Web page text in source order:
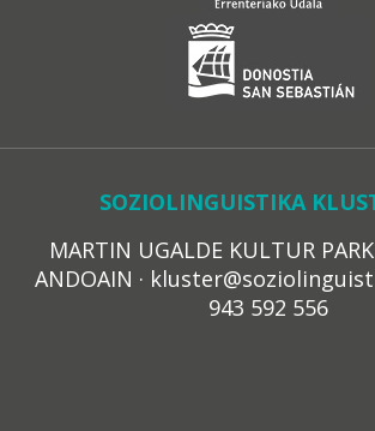
SOZIOLINGUISTIKA
MARTIN UGALDE KULTUR
ANDOAIN ·
943 592 556